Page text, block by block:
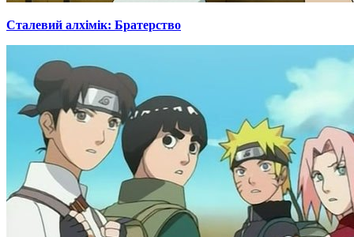
Сталевий алхімік: Братерство